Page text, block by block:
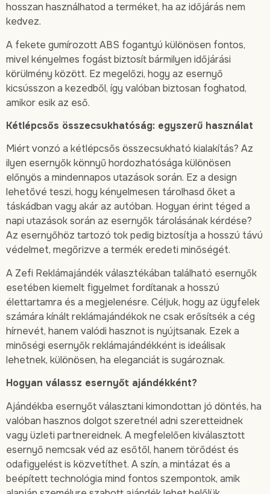
hosszan használhatod a terméket, ha az időjárás nem
kedvez.
A fekete gumírozott ABS fogantyú különösen fontos,
mivel kényelmes fogást biztosít bármilyen időjárási
körülmény között. Ez megelőzi, hogy az esernyő
kicsússzon a kezedből, így valóban biztosan foghatod,
amikor esik az eső.
Kétlépcsős összecsukhatóság: egyszerű használat
Miért vonzó a kétlépcsős összecsukható kialakítás? Az
ilyen esernyők könnyű hordozhatósága különösen
előnyös a mindennapos utazások során. Ez a design
lehetővé teszi, hogy kényelmesen tárolhasd őket a
táskádban vagy akár az autóban. Hogyan érint téged a
napi utazások során az esernyők tárolásának kérdése?
Az esernyőhöz tartozó tok pedig biztosítja a hosszú távú
védelmet, megőrizve a termék eredeti minőségét.
A Zefi Reklámajándék választékában található esernyők
esetében kiemelt figyelmet fordítanak a hosszú
élettartamra és a megjelenésre. Céljuk, hogy az ügyfelek
számára kínált reklámajándékok ne csak erősítsék a cég
hírnevét, hanem valódi hasznot is nyújtsanak. Ezek a
minőségi esernyők reklámajándékként is ideálisak
lehetnek, különösen, ha eleganciát is sugároznak.
Hogyan válassz esernyőt ajándékként?
Ajándékba esernyőt választani kimondottan jó döntés, ha
valóban hasznos dolgot szeretnél adni szeretteidnek
vagy üzleti partnereidnek. A megfelelően kiválasztott
esernyő nemcsak véd az esőtől, hanem törődést és
odafigyelést is közvetíthet. A szín, a mintázat és a
beépített technológia mind fontos szempontok, amik